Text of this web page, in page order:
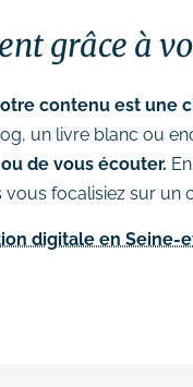
grâce à
contenu est une
un livre blanc ou
de vous écouter.
focalisiez sur un
digitale en Seine-